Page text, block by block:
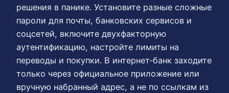
решения в панике. Установите разные сложные
пароли для почты, банковских сервисов и
соцсетей, включите двухфакторную
аутентификацию, настройте лимиты на
переводы и покупки. В интернет‑банк заходите
только через официальное приложение или
вручную набранный адрес, а не по ссылкам из